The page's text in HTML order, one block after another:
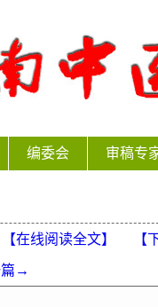
编委会 审稿专
【在线阅读全文】 【
篇→